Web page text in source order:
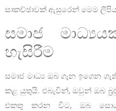
සාකච්ඡාවක් ඇසුරෙන් මෙම
සමාජ
හැසිරීම
සමාජ මාධ්‍ය ඔබ ගැන ඉගෙන
කළ යුතුයි. එබැවින්, ඔවුන් ඔබ
එකතු කරන විට, ඔබ